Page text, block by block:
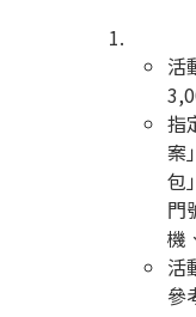
活
指
案
包
門
機
活
參